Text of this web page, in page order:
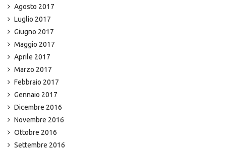
Agosto 2017
Luglio 2017
Giugno 2017
Maggio 2017
Aprile 2017
Marzo 2017
Febbraio 2017
Gennaio 2017
Dicembre 2016
Novembre 2016
Ottobre 2016
Settembre 2016